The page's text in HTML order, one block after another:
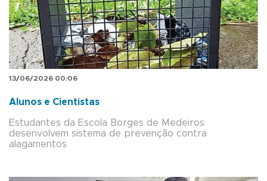
13/06/2026 00:06
Alunos e Cientistas
Estudantes da Escola Borges de Medeiros
desenvolvem sistema de prevenção contra
alagamentos